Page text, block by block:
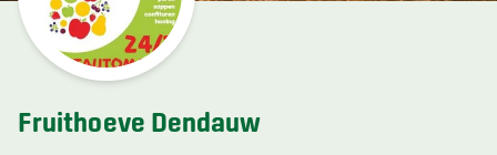
Fruithoeve Dendauw